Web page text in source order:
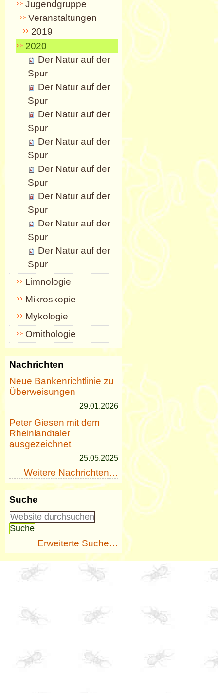
Jugendgruppe
Veranstaltungen
2019
2020
Der Natur auf der
Spur
Der Natur auf der
Spur
Der Natur auf der
Spur
Der Natur auf der
Spur
Der Natur auf der
Spur
Der Natur auf der
Spur
Der Natur auf der
Spur
Der Natur auf der
Spur
Limnologie
Mikroskopie
Mykologie
Ornithologie
Nachrichten
Neue Bankenrichtlinie zu
Überweisungen
29.01.2026
Peter Giesen mit dem
Rheinlandtaler
ausgezeichnet
25.05.2025
Weitere Nachrichten…
Suche
Erweiterte Suche…